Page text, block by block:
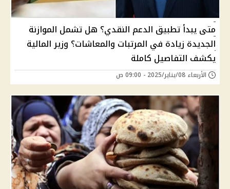
متى يبدأ تطبيق الدعم النقدي؟ هل تشمل الموازنة
الجديدة زيادة في المرتبات والمعاشات؟ وزير المالية
يكشف التفاصيل كاملة
الأربعاء 08/يناير/2025 - 09:00 ص